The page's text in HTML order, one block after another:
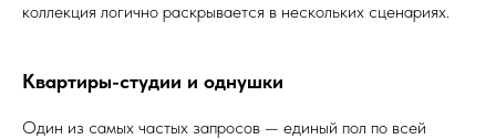
коллекция логично раскрывается в нескольких сценариях.
Квартиры-студии и однушки
Один из самых частых запросов — единый пол по всей